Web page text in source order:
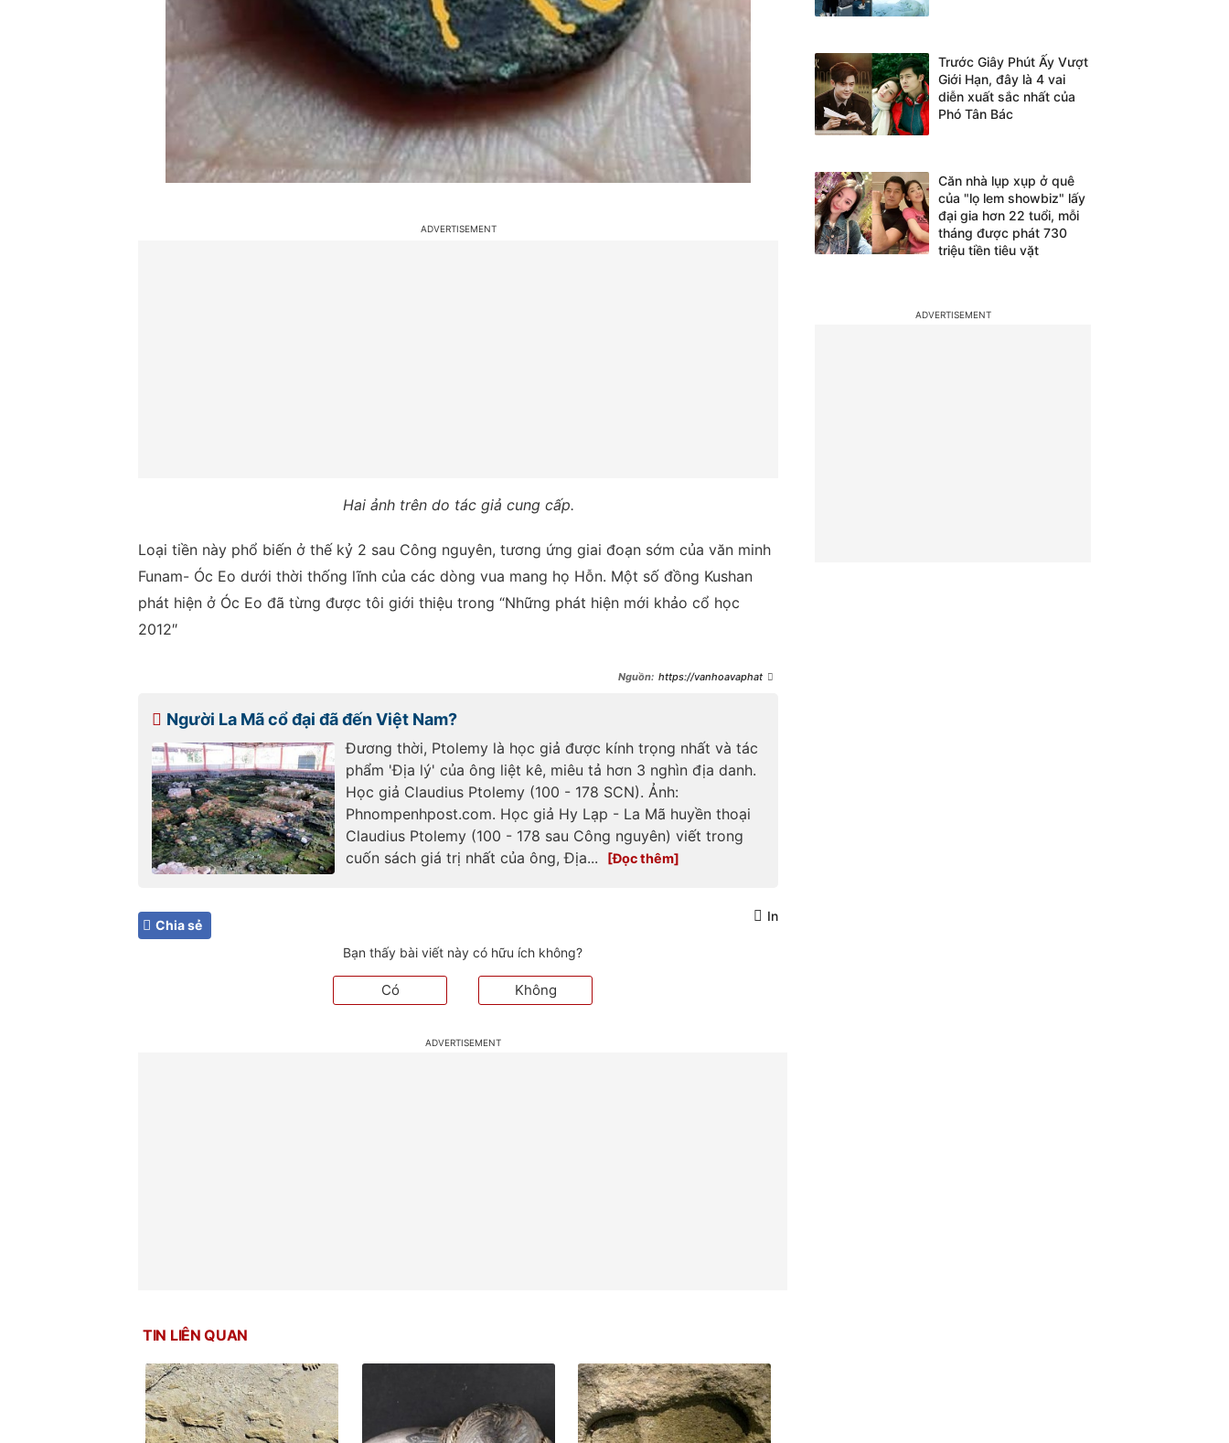
Hai ảnh trên do tác giả cung cấp.
Loại tiền này phổ biến ở thế kỷ 2 sau Công nguyên, tương ứng giai đoạn sớm của văn minh
Funam- Óc Eo dưới thời thống lĩnh của các dòng vua mang họ Hỗn. Một số đồng Kushan
phát hiện ở Óc Eo đã từng được tôi giới thiệu trong “Những phát hiện mới khảo cổ học
2012″
https://vanhoavaphattrie
Người La Mã cổ đại đã đến Việt Nam?
Đương thời, Ptolemy là học giả được kính trọng nhất và tác
phẩm 'Địa lý' của ông liệt kê, miêu tả hơn 3 nghìn địa danh.
Học giả Claudius Ptolemy (100 - 178 SCN). Ảnh:
Phnompenhpost.com. Học giả Hy Lạp - La Mã huyền thoại
Claudius Ptolemy (100 - 178 sau Công nguyên) viết trong
cuốn sách giá trị nhất của ông, Địa...
In
Chia sẻ
Bạn thấy bài viết này có hữu ích không?
Có Không
TIN LIÊN QUAN
Trước Giây Phút Ấy Vượt
Giới Hạn, đây là 4 vai
diễn xuất sắc nhất của
Phó Tân Bác
Căn nhà lụp xụp ở quê
của "lọ lem showbiz" lấy
đại gia hơn 22 tuổi, mỗi
tháng được phát 730
triệu tiền tiêu vặt